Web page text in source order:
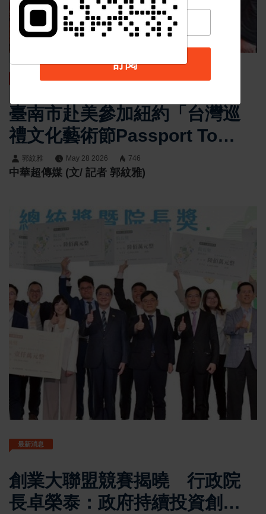
臺南市赴美參加紐約「台灣巡
禮文化藝術節Passport To
Taiwan」 月老文化成國際觀
光亮點
郭紋雅 May 28 2026 746
中華超傳媒 (文/ 記者 郭紋雅)
最新消息
創業大聯盟競賽揭曉 行政院
長卓榮泰：政府持續投資創新
訂閱